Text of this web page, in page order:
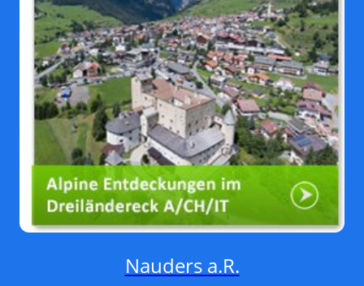
Nauders a.R.